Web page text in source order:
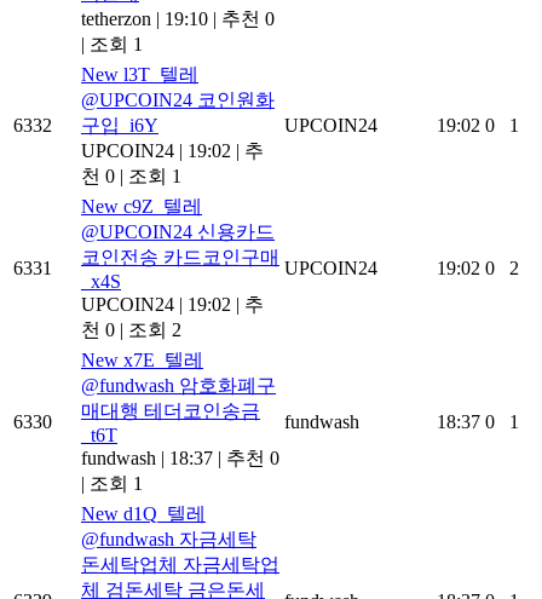
tetherzon | 19:10 | 추천 0
| 조회 1
6332
New l3T_텔레
@UPCOIN24 코인원화
구입_i6Y
UPCOIN24 | 19:02 | 추
천 0 | 조회 1
UPCOIN24 19:02 0 1
6331
New c9Z_텔레
@UPCOIN24 신용카드
코인전송 카드코인구매
_x4S
UPCOIN24 | 19:02 | 추
천 0 | 조회 2
UPCOIN24 19:02 0 2
6330
New x7E_텔레
@fundwash 암호화폐구
매대행 테더코인송금
_t6T
fundwash | 18:37 | 추천 0
| 조회 1
fundwash 18:37 0 1
New d1Q_텔레
@fundwash 자금세탁
돈세탁업체 자금세탁업
체 검돈세탁 금은돈세